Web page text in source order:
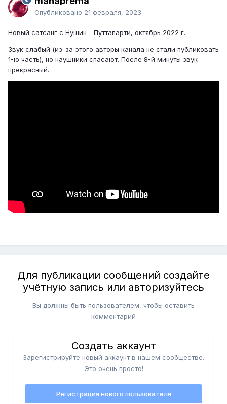
Опубликовано 21 февраля, 2023
Новый сатсанг с Нушин - Путтапарти, октябрь 2022 г.
Звук слабый (из-за этого авторы канала не стали публиковать
1-ю часть), но наушники спасают. После 8-й минуты звук
прекрасный.
Для публикации сообщений создайте
учётную запись или авторизуйтесь
Вы должны быть пользователем, чтобы оставить
комментарий
Создать аккаунт
Зарегистрируйте новый аккаунт в нашем сообществе.
Это очень просто!
Регистрация нового пользователя